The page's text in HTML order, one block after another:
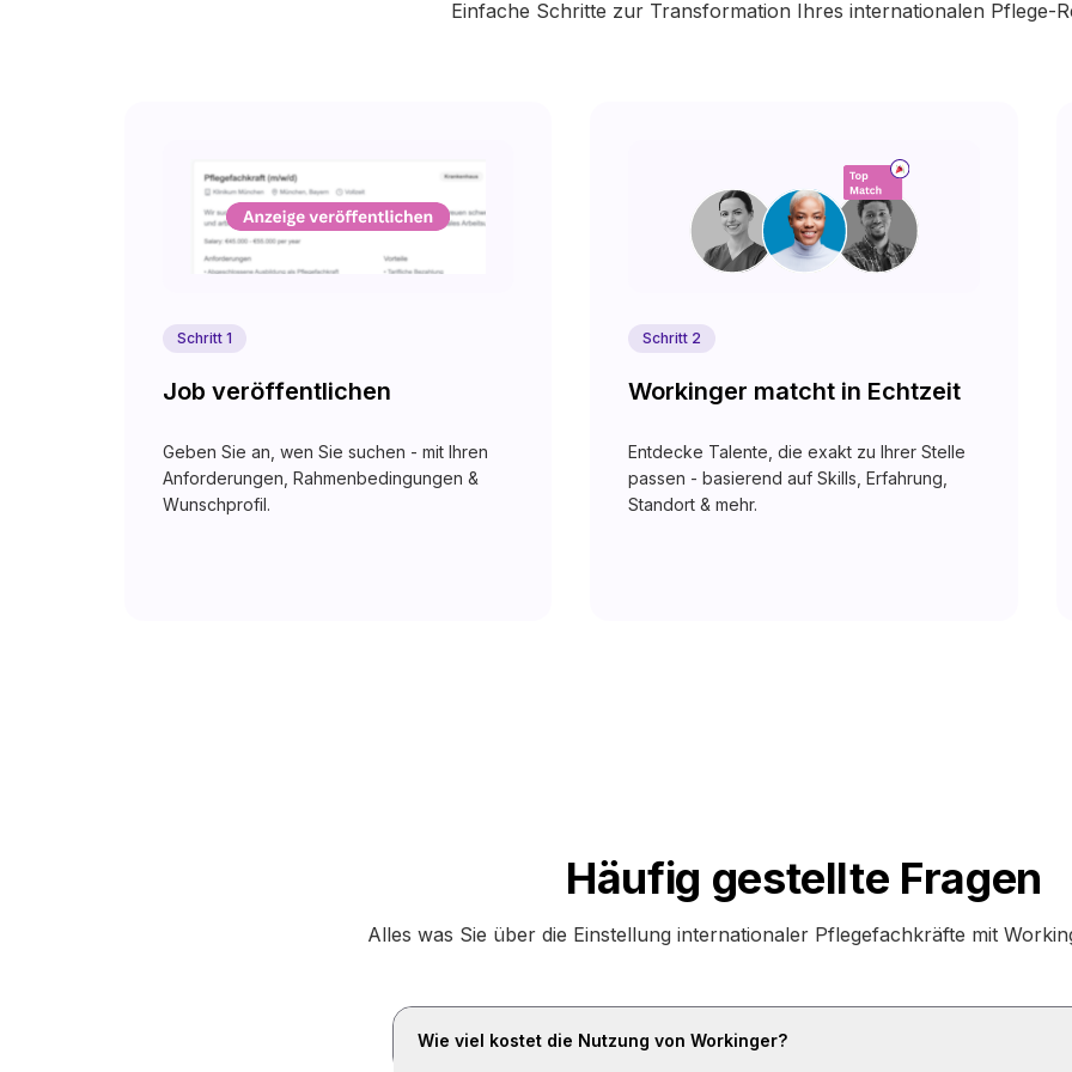
Einfache Schritte zur Transformation Ihres internationalen Pflege-
Schritt 1
Job veröffentlichen
Geben Sie an, wen Sie suchen - mit Ihren
Anforderungen, Rahmenbedingungen &
Wunschprofil.
Schritt 2
Workinger matcht in Echtzeit
Entdecke Talente, die exakt zu Ihrer Stelle
passen - basierend auf Skills, Erfahrung,
Standort & mehr.
Häufig gestellte Fragen
Alles was Sie über die Einstellung internationaler Pflegefachkräfte mit
Wie viel kostet die Nutzung von Workinger?